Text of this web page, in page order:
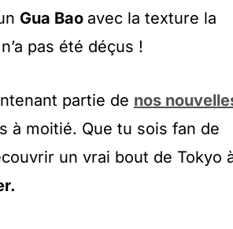
Gua Bao avec la texture la
pas été déçus !
partie de nos
à moitié. Que tu sois fan de
un vrai bout de Tokyo